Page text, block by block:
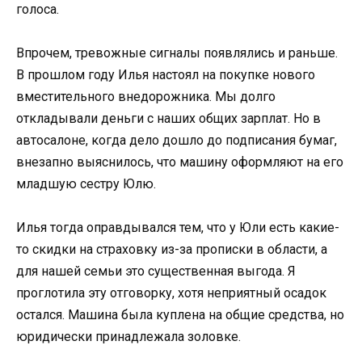
голоса.
Впрочем, тревожные сигналы появлялись и раньше.
В прошлом году Илья настоял на покупке нового
вместительного внедорожника. Мы долго
откладывали деньги с наших общих зарплат. Но в
автосалоне, когда дело дошло до подписания бумаг,
внезапно выяснилось, что машину оформляют на его
младшую сестру Юлю.
Илья тогда оправдывался тем, что у Юли есть какие-
то скидки на страховку из-за прописки в области, а
для нашей семьи это существенная выгода. Я
проглотила эту отговорку, хотя неприятный осадок
остался. Машина была куплена на общие средства, но
юридически принадлежала золовке.